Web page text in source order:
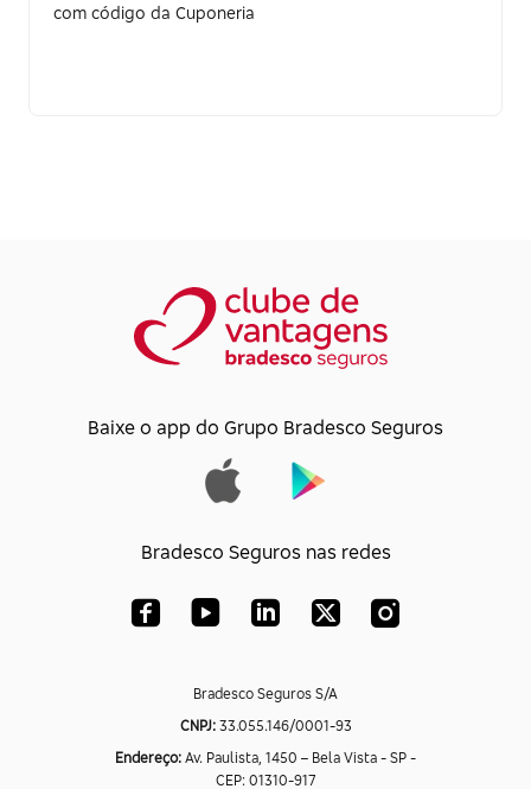
com código da Cuponeria
Baixe o app do Grupo Bradesco Seguros
Bradesco Seguros nas redes
Bradesco Seguros S/A
CNPJ:33.055.146/0001-93
Endereço: Av. Paulista, 1450 – Bela Vista - SP -
CEP: 01310-917